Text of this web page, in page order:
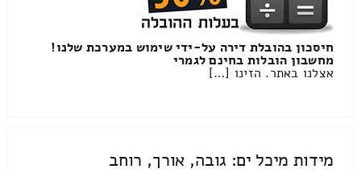
חיסכון בהובלת דירה על-ידי שימוש במערכת שלנו!
מחשבון הובלות בחינם לגמרי
אצלנו באתר. הזינו […]
מידות מיכל ים: גובה, אורך, רוחב